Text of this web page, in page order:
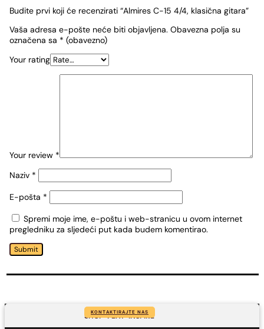
Budite prvi koji će recenzirati “Almires C-15 4/4, klasična gitara”
Vaša adresa e-pošte neće biti objavljena. Obavezna polja su
označena sa * (obavezno)
Your rating
Your review *
Naziv *
E-pošta *
Spremi moje ime, e-poštu i web-stranicu u ovom internet
pregledniku za sljedeći put kada budem komentirao.
Submit
SHOP-PLAY-INSPIRE
KONTAKTIRAJTE NAS